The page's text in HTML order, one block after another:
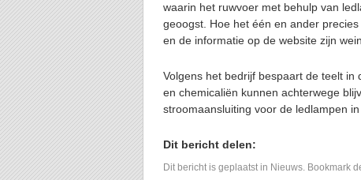
waarin het ruwvoer met behulp van
geoogst. Hoe het één en ander
en de informatie op de website zijn
Volgens het bedrijf bespaart de teelt
en chemicaliën kunnen achterwege
stroomaansluiting voor de ledlampen in
Dit bericht delen:
Dit bericht is geplaatst in Nieuws. Bookmark